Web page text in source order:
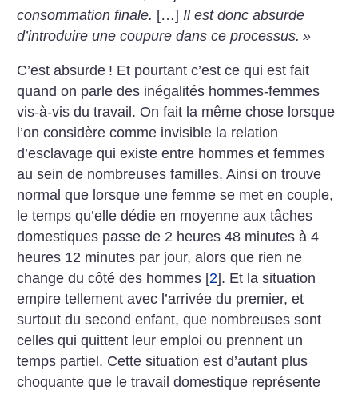
consommation finale. […] Il est donc absurde
d’introduire une coupure dans ce processus. »
C’est absurde ! Et pourtant c’est ce qui est fait
quand on parle des inégalités hommes-femmes
vis-à-vis du travail. On fait la même chose lorsque
l’on considère comme invisible la relation
d’esclavage qui existe entre hommes et femmes
au sein de nombreuses familles. Ainsi on trouve
normal que lorsque une femme se met en couple,
le temps qu’elle dédie en moyenne aux tâches
domestiques passe de 2 heures 48 minutes à 4
heures 12 minutes par jour, alors que rien ne
change du côté des hommes [2]. Et la situation
empire tellement avec l’arrivée du premier, et
surtout du second enfant, que nombreuses sont
celles qui quittent leur emploi ou prennent un
temps partiel. Cette situation est d’autant plus
choquante que le travail domestique représente